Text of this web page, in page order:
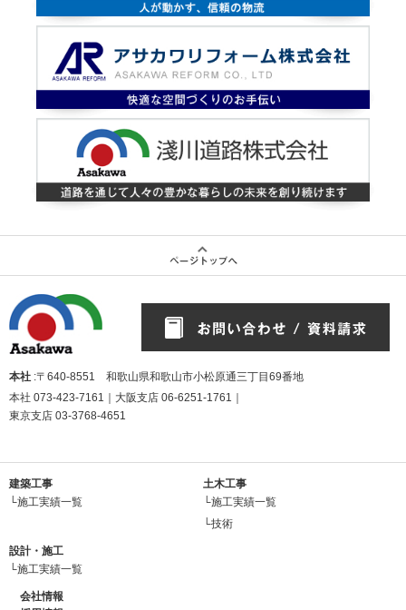
本社 :〒640-8551 和歌山県和歌山市小松原通三丁目69番地
本社 073-423-7161 ｜大阪支店 06-6251-1761
東京支店 03-3768-4651
建築工事
└施工実績一覧
土木工事
└施工実績一覧
└技術
設計・施工
└施工実績一覧
会社情報